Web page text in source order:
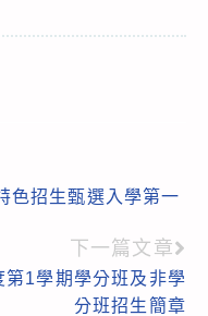
色招生甄選入學第一
下一篇文章
第1學期學分班及非學
分班招生簡章